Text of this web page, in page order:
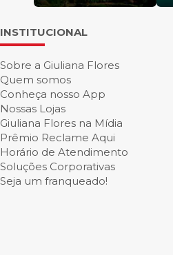
INSTITUCIONAL
Sobre a Giuliana Flores
Quem somos
Conheça nosso App
Nossas Lojas
Giuliana Flores na Mídia
Prêmio Reclame Aqui
Horário de Atendimento
Soluções Corporativas
Seja um franqueado!